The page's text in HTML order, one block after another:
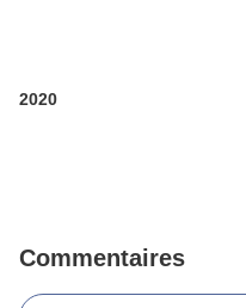
2020
Commentaires